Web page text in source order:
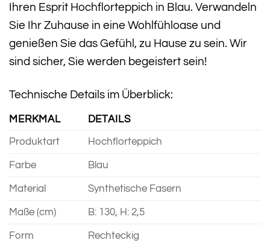
Ihren Esprit Hochflorteppich in Blau. Verwandeln
Sie Ihr Zuhause in eine Wohlfühloase und
genießen Sie das Gefühl, zu Hause zu sein. Wir
sind sicher, Sie werden begeistert sein!
Technische Details im Überblick:
MERKMAL DETAILS
Produktart Hochflorteppich
Farbe Blau
Material Synthetische Fasern
Maße (cm) B: 130, H: 2,5
Form Rechteckig